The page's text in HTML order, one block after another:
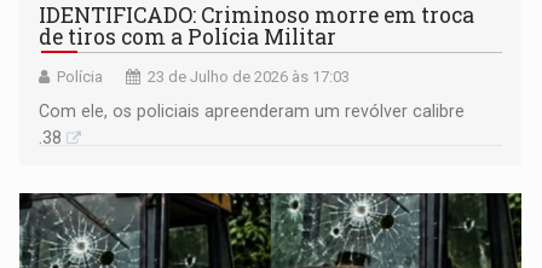
IDENTIFICADO: Criminoso morre em troca
de tiros com a Polícia Militar
Polícia 23 de Julho de 2026 às 17:03
Com ele, os policiais apreenderam um revólver calibre
.38